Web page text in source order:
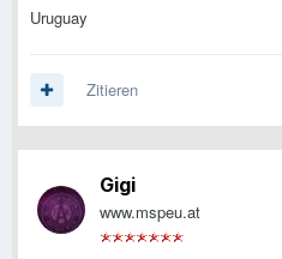
Uruguay
Zitieren
Gigi
www.mspeu.at